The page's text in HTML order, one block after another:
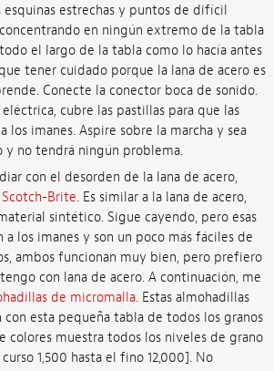
estrechas y puntos de difícil
en ningún extremo de la tabla
el largo de la tabla como lo hacía antes
tener cuidado porque la lana de acero es
Conecte la conector boca de sonido.
cubre las pastillas para que las
los imanes. Aspire sobre la marcha y sea
y no tendrá ningún problema.
con el desorden de la lana de acero,
Scotch-Brite. Es similar a la lana de acero,
sintético. Sigue cayendo, pero esas
a los imanes y son un poco más fáciles de
ambos funcionan muy bien, pero prefiero
con lana de acero. A continuación, me
de micromalla. Estas almohadillas
esta pequeña tabla de todos los granos
colores muestra todos los niveles de grano
1,500 hasta el fino 12,000]. No